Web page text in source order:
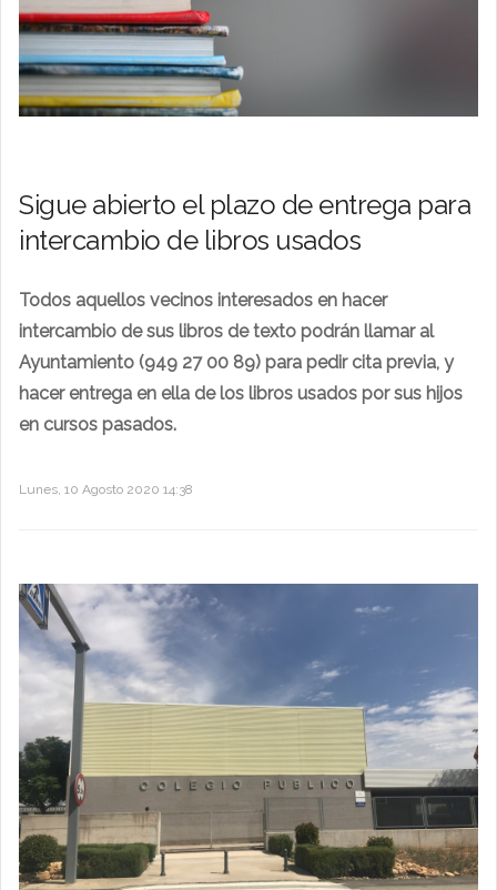
Sigue abierto el plazo de entrega para
intercambio de libros usados
Todos aquellos vecinos interesados en hacer
intercambio de sus libros de texto podrán llamar al
Ayuntamiento (949 27 00 89) para pedir cita previa, y
hacer entrega en ella de los libros usados por sus hijos
en cursos pasados.
Lunes, 10 Agosto 2020 14:38